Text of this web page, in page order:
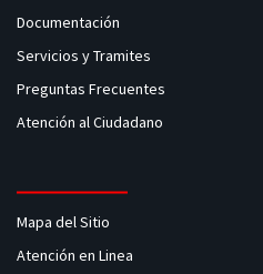
Documentación
Servicios y Tramites
Preguntas Frecuentes
Atención al Ciudadano
Mapa del Sitio
Atención en Linea